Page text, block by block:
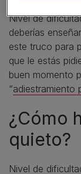
Nivel de
deberías
este truco para
que le estás
buen momento
“adiestramiento
¿Cómo
quieto?
Nivel de